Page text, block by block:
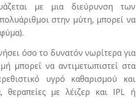
με μια διεύρυνση των
στην μύτη, μπορεί να
όσο το δυνατόν νωρίτερα για
μπορεί να αντιμετωπιστεί στα
υγρό καθαρισμού και
θεραπείες με λέιζερ και IPL ή